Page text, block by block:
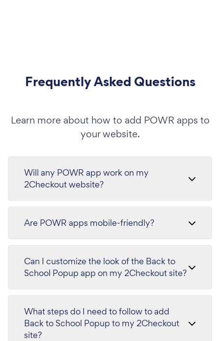
Frequently Asked Questions
Learn more about how to add POWR apps to
your website.
Will any POWR app work on my
2Checkout website?
Are POWR apps mobile-friendly?
Can I customize the look of the Back to
School Popup app on my 2Checkout site?
What steps do I need to follow to add
Back to School Popup to my 2Checkout
site?